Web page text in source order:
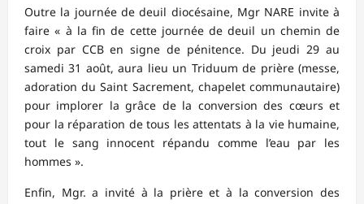
Outre la journée de deuil diocésaine, Mgr NARE invite à
faire « à la fin de cette journée de deuil un chemin de
croix par CCB en signe de pénitence. Du jeudi 29 au
samedi 31 août, aura lieu un Triduum de prière (messe,
adoration du Saint Sacrement, chapelet communautaire)
pour implorer la grâce de la conversion des cœurs et
pour la réparation de tous les attentats à la vie humaine,
tout le sang innocent répandu comme l’eau par les
hommes ».
Enfin, Mgr. a invité à la prière et à la conversion des